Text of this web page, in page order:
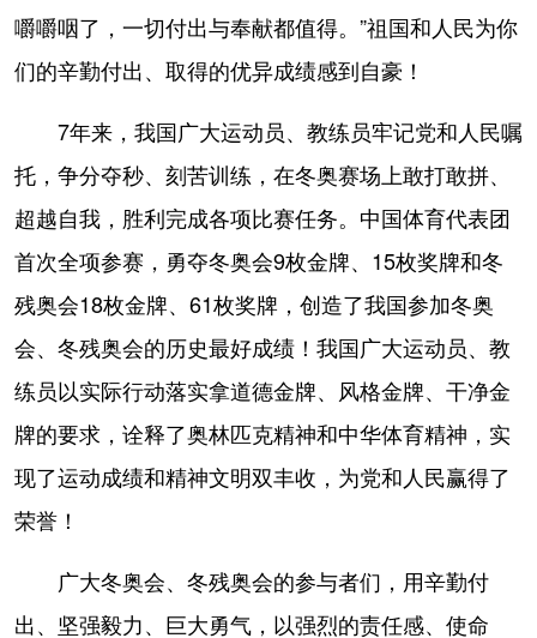
嚼嚼咽了，一切付出与奉献都值得。”祖国和人民为你
们的辛勤付出、取得的优异成绩感到自豪！
7年来，我国广大运动员、教练员牢记党和人民嘱
托，争分夺秒、刻苦训练，在冬奥赛场上敢打敢拼、
超越自我，胜利完成各项比赛任务。中国体育代表团
首次全项参赛，勇夺冬奥会9枚金牌、15枚奖牌和冬
残奥会18枚金牌、61枚奖牌，创造了我国参加冬奥
会、冬残奥会的历史最好成绩！我国广大运动员、教
练员以实际行动落实拿道德金牌、风格金牌、干净金
牌的要求，诠释了奥林匹克精神和中华体育精神，实
现了运动成绩和精神文明双丰收，为党和人民赢得了
荣誉！
广大冬奥会、冬残奥会的参与者们，用辛勤付
出、坚强毅力、巨大勇气，以强烈的责任感、使命